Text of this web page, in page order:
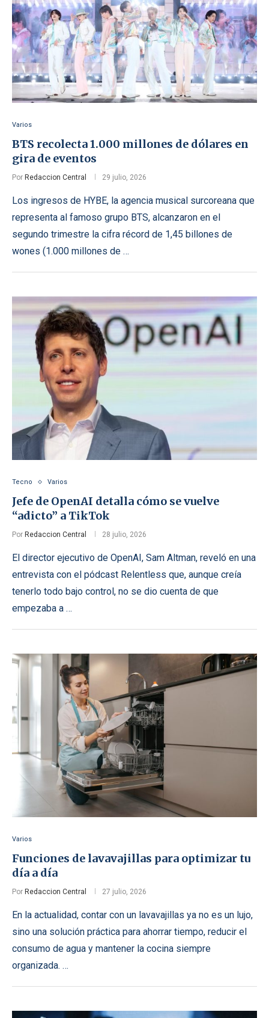
Varios
BTS recolecta 1.000 millones de dólares en
gira de eventos
Por Redaccion Central 29 julio, 2026
Los ingresos de HYBE, la agencia musical surcoreana que
representa al famoso grupo BTS, alcanzaron en el
segundo trimestre la cifra récord de 1,45 billones de
wones (1.000 millones de …
Tecno Varios
Jefe de OpenAI detalla cómo se vuelve
“adicto” a TikTok
Por Redaccion Central 28 julio, 2026
El director ejecutivo de OpenAI, Sam Altman, reveló en una
entrevista con el pódcast Relentless que, aunque creía
tenerlo todo bajo control, no se dio cuenta de que
empezaba a …
Varios
Funciones de lavavajillas para optimizar tu
día a día
Por Redaccion Central 27 julio, 2026
En la actualidad, contar con un lavavajillas ya no es un lujo,
sino una solución práctica para ahorrar tiempo, reducir el
consumo de agua y mantener la cocina siempre
organizada. …